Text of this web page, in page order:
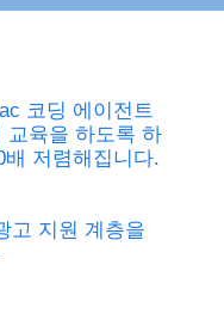
코딩 에이전트
교육을 하도록 하
저렴해집니다.
고 지원 계층을